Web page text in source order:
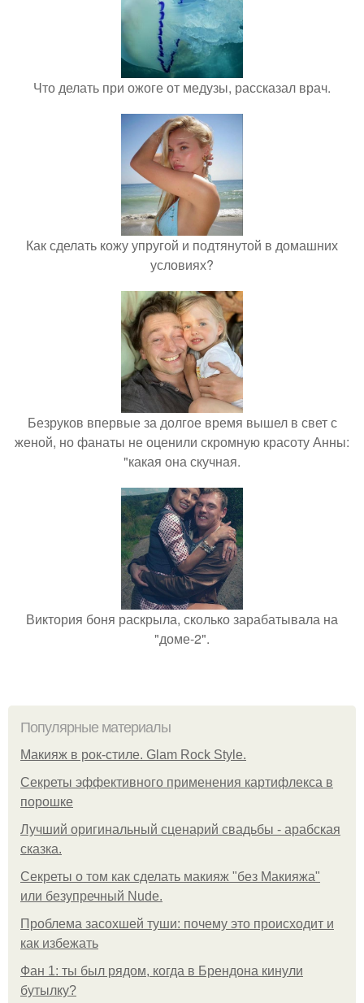
Что делать при ожоге от медузы, рассказал врач.
Как сделать кожу упругой и подтянутой в домашних
условиях?
Безруков впервые за долгое время вышел в свет с
женой, но фанаты не оценили скромную красоту Анны:
"какая она скучная.
Виктория боня раскрыла, сколько зарабатывала на
"доме-2".
Популярные материалы
Макияж в рок-стиле. Glam Rock Style.
Секреты эффективного применения картифлекса в
порошке
Лучший оригинальный сценарий свадьбы - арабская
сказка.
Секреты о том как сделать макияж "без Макияжа"
или безупречный Nude.
Проблема засохшей туши: почему это происходит и
как избежать
Фан 1: ты был рядом, когда в Брендона кинули
бутылку?